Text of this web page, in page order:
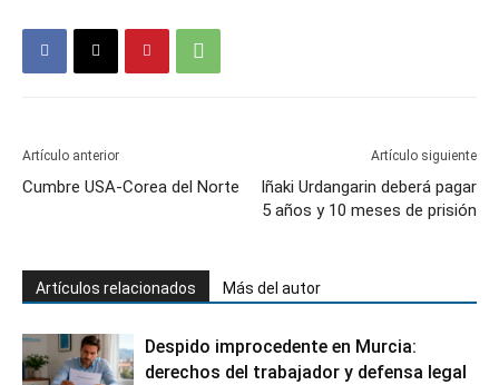
Artículo anterior
Cumbre USA-Corea del Norte
Artículo siguiente
Iñaki Urdangarin deberá pagar
5 años y 10 meses de prisión
Artículos relacionados Más del autor
Despido improcedente en Murcia:
derechos del trabajador y defensa legal